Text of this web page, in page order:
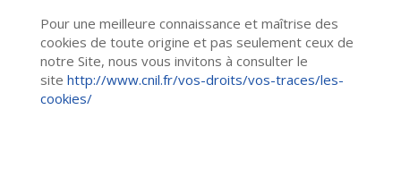
Pour une meilleure connaissance et maîtrise des
cookies de toute origine et pas seulement ceux de
notre Site, nous vous invitons à consulter le
site http://www.cnil.fr/vos-droits/vos-traces/les-
cookies/